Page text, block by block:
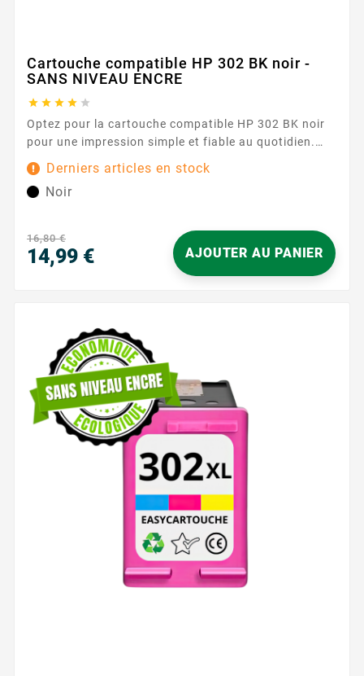
Cartouche compatible HP 302 BK noir -
SANS NIVEAU ENCRE
    
Optez pour la cartouche compatible HP 302 BK noir
pour une impression simple et fiable au quotidien.
Conçue pour les imprimantes utilisant la série HP 302
, elle offre une expérience fluide et rassurante, idéale
pour vos documents de bureau, vos rapports et vos
lisibles, pour des résultats...
Derniers articles en stock
Noir
16,80 €
14,99 € AJOUTER AU PANIER